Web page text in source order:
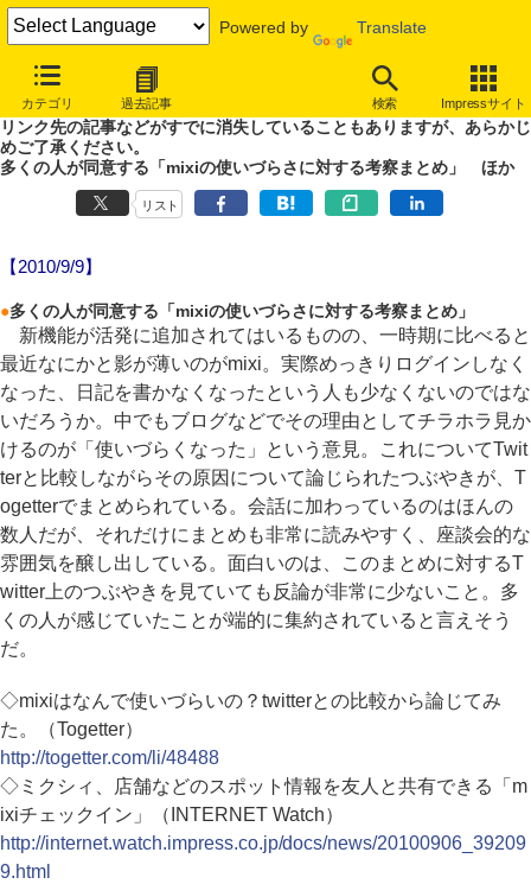
Powered by Translate
カテゴリ 過去記事 検索 Impressサイト
やじうまWatch
噂あり、未確認情報ありのやじうまWatch。
リンク先の記事などがすでに消失していることもありますが、あらかじ
めご了承ください。
多くの人が同意する「mixiの使いづらさに対する考察まとめ」 ほか
リスト
【2010/9/9】
●多くの人が同意する「mixiの使いづらさに対する考察まとめ」
新機能が活発に追加されてはいるものの、一時期に比べると
最近なにかと影が薄いのがmixi。実際めっきりログインしなく
なった、日記を書かなくなったという人も少なくないのではな
いだろうか。中でもブログなどでその理由としてチラホラ見か
けるのが「使いづらくなった」という意見。これについてTwit
terと比較しながらその原因について論じられたつぶやきが、T
ogetterでまとめられている。会話に加わっているのはほんの
数人だが、それだけにまとめも非常に読みやすく、座談会的な
雰囲気を醸し出している。面白いのは、このまとめに対するT
witter上のつぶやきを見ていても反論が非常に少ないこと。多
くの人が感じていたことが端的に集約されていると言えそう
だ。
◇mixiはなんで使いづらいの？twitterとの比較から論じてみ
た。（Togetter）
http://togetter.com/li/48488
◇ミクシィ、店舗などのスポット情報を友人と共有できる「m
ixiチェックイン」（INTERNET Watch）
http://internet.watch.impress.co.jp/docs/news/20100906_39209
9.html